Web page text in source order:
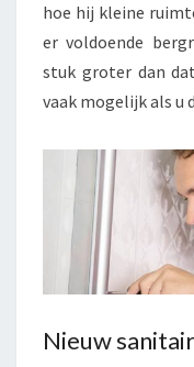
hoe hij kleine
er voldoende
stuk groter dan
vaak mogelijk als u
Nieuw